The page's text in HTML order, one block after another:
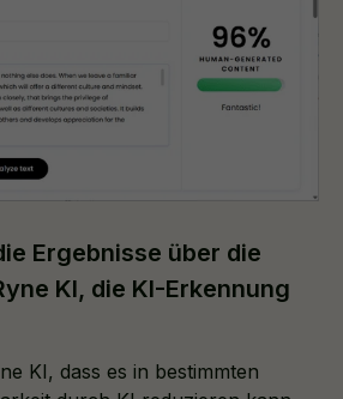
Ergebnisse über die
KI, die KI-Erkennung
KI, dass es in bestimmten